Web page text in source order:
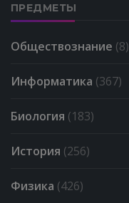
ПРЕДМЕТЫ
Обществознание (8)
Информатика (367)
Биология (183)
История (256)
Физика (426)